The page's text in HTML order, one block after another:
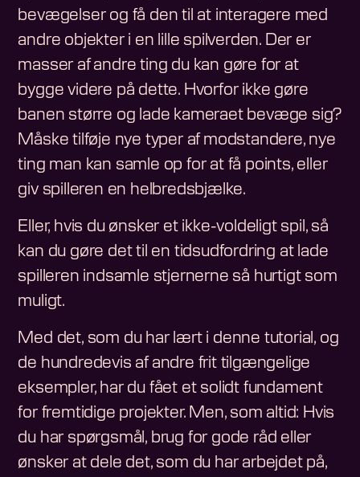
bevægelser og få den til at interagere med
andre objekter i en lille spilverden. Der er
masser af andre ting du kan gøre for at
bygge videre på dette. Hvorfor ikke gøre
banen større og lade kameraet bevæge sig?
Måske tilføje nye typer af modstandere, nye
ting man kan samle op for at få points, eller
giv spilleren en helbredsbjælke.
Eller, hvis du ønsker et ikke-voldeligt spil, så
kan du gøre det til en tidsudfordring at lade
spilleren indsamle stjernerne så hurtigt som
muligt.
Med det, som du har lært i denne tutorial, og
de hundredevis af andre frit tilgængelige
eksempler, har du fået et solidt fundament
for fremtidige projekter. Men, som altid: Hvis
du har spørgsmål, brug for gode råd eller
ønsker at dele det, som du har arbejdet på,